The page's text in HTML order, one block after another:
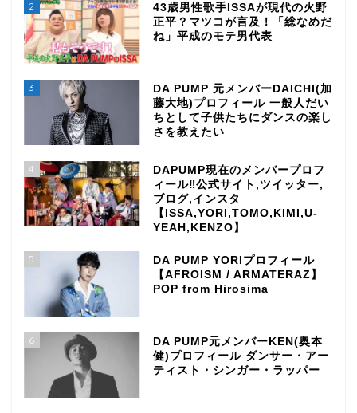
2
43歳男性歌手ISSAが現代の火野
正平？マツコが言及！「総なめだ
ね」平成のモテ男代表
3
DA PUMP 元メンバーDAICHI(加
藤大地)プロフィール 一般人だい
ちとして子供たちにダンスの楽し
さを教えたい
4
DAPUMP現在のメンバープロフ
ィール‼公式サイト,ツイッター,
ブログ,インスタ
【ISSA,YORI,TOMO,KIMI,U-
YEAH,KENZO】
5
DA PUMP YORIプロフィール
【AFROISM / ARMATERAZ】
POP from Hirosima
6
DA PUMP元メンバーKEN(奥本
健)プロフィール ダンサー・アー
ティスト・シンガー・ラッパー